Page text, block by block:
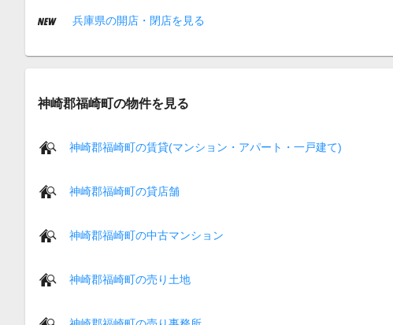
兵庫県の開店・閉店を見る
神崎郡福崎町の物件を見る
神崎郡福崎町の賃貸(マンション・アパート・一戸建て)
神崎郡福崎町の貸店舗
神崎郡福崎町の中古マンション
神崎郡福崎町の売り土地